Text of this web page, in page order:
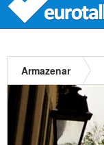
Armazenar